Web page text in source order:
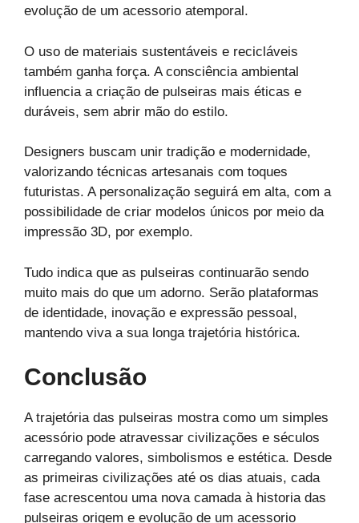
evolução de um acessorio atemporal.
O uso de materiais sustentáveis e recicláveis
também ganha força. A consciência ambiental
influencia a criação de pulseiras mais éticas e
duráveis, sem abrir mão do estilo.
Designers buscam unir tradição e modernidade,
valorizando técnicas artesanais com toques
futuristas. A personalização seguirá em alta, com a
possibilidade de criar modelos únicos por meio da
impressão 3D, por exemplo.
Tudo indica que as pulseiras continuarão sendo
muito mais do que um adorno. Serão plataformas
de identidade, inovação e expressão pessoal,
mantendo viva a sua longa trajetória histórica.
Conclusão
A trajetória das pulseiras mostra como um simples
acessório pode atravessar civilizações e séculos
carregando valores, simbolismos e estética. Desde
as primeiras civilizações até os dias atuais, cada
fase acrescentou uma nova camada à historia das
pulseiras origem e evolução de um acessorio